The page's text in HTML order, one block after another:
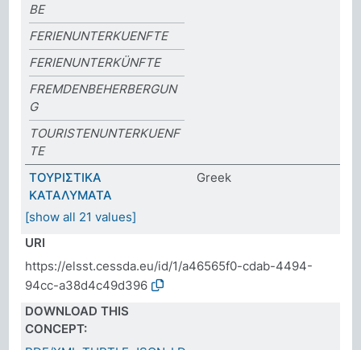
BE
FERIENUNTERKUENFTE
FERIENUNTERKÜNFTE
FREMDENBEHERBERGUN
G
TOURISTENUNTERKUENF
TE
ΤΟΥΡΙΣΤΙΚΑ
ΚΑΤΑΛΥΜΑΤΑ
Greek
[show all 21 values]
URI
https://elsst.cessda.eu/id/1/a46565f0-cdab-4494-
94cc-a38d4c49d396
DOWNLOAD THIS
CONCEPT: